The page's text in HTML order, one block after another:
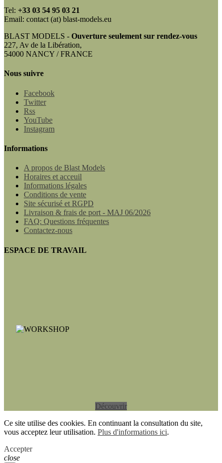
Tel: +33 03 54 95 03 21
Email: contact (at) blast-models.eu
BLAST MODELS - Ouverture seulement sur rendez-vous
227, Av de la Libération,
54000 NANCY / FRANCE
Nous suivre
Facebook
Twitter
Rss
YouTube
Instagram
Informations
A propos de Blast Models
Horaires et acceuil
Informations légales
Conditions de vente
Site sécurisé et RGPD
Livraison & frais de port - MAJ 06/2026
FAQ: Questions fréquentes
Contactez-nous
ESPACE DE TRAVAIL
Découvrir
Ce site utilise des cookies. En continuant la consultation du site,
vous acceptez leur utilisation. Plus d'informations ici.
Accepter
close